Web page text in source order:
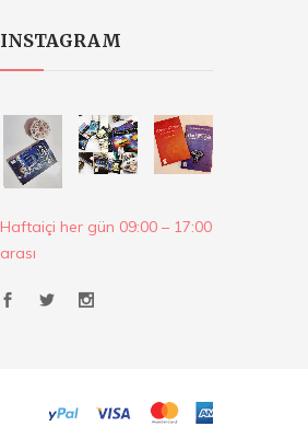
INSTAGRAM
Haftaiçi her gün 09:00 – 17:00
arası